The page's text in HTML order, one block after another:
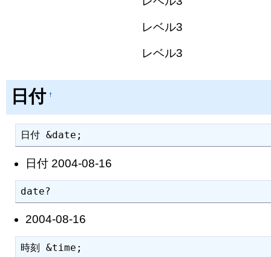
レベル3
レベル3
日付 †
日付 &date;
日付 2004-08-16
date?
2004-08-16
時刻 &time;